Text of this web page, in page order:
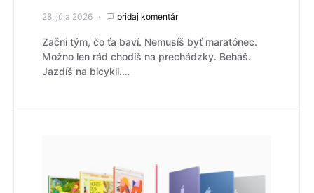
28. júla 2026 pridaj komentár
Začni tým, čo ťa baví. Nemusíš byť maratónec.
Možno len rád chodíš na prechádzky. Beháš.
Jazdíš na bicykli.…